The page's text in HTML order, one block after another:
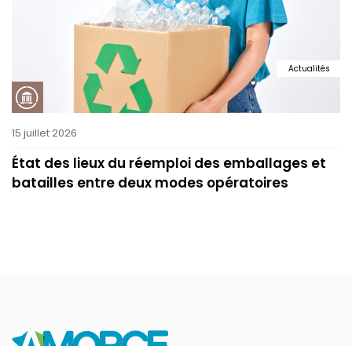
Actualités
15 juillet 2026
État des lieux du réemploi des emballages et
batailles entre deux modes opératoires